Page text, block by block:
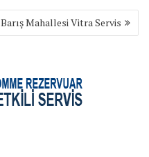
Barış Mahallesi Vitra Servis